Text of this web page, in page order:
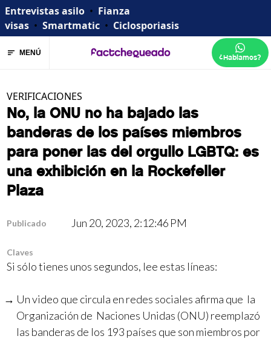
Entrevistas asilo • Fianza
visas • Smartmatic • Ciclosporiasis
MENÚ ¿Hablamos?
VERIFICACIONES
No, la ONU no ha bajado las
banderas de los países miembros
para poner las del orgullo LGBTQ: es
una exhibición en la Rockefeller
Plaza
Publicado Jun 20, 2023, 2:12:46 PM
Claves
Si sólo tienes unos segundos, lee estas líneas:
Un video que circula en redes sociales afirma que la
Organización de Naciones Unidas (ONU) reemplazó
las banderas de los 193 países que son miembros por